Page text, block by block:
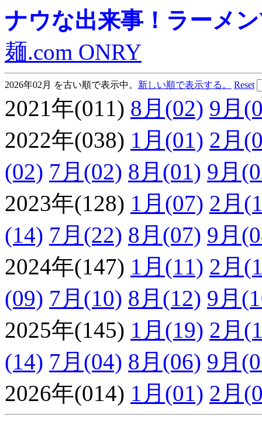
ナウな出来事！ラーメ
麺.com ONRY
2026年02月 を古い順で表示中。 新しい順で表示する。 Reset
2021年(011) 8月(02) 9月
2022年(038) 1月(01) 2月
(02) 7月(02) 8月(01) 9月
2023年(128) 1月(07) 2月
(14) 7月(22) 8月(07) 9月
2024年(147) 1月(11) 2月
(09) 7月(10) 8月(12) 9月
2025年(145) 1月(19) 2月
(14) 7月(04) 8月(06) 9月
2026年(014) 1月(01) 2月